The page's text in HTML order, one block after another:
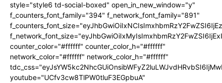
style="style6 td-social-boxed" open_in_new_window="y"
f_counters_font_family="394" f_network_font_family="891"
counter_color="#ffffff" counter_color_h="#ffffff"
network_color="#ffffff" network_color_h="#ffffff"
youtube="UCfv3cw8TlPW0tluF3EGpbuA"